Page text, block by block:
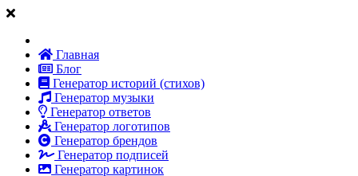
Главная
Блог
Генератор историй (стихов)
Генератор музыки
Генератор ответов
Генератор логотипов
Генератор брендов
Генератор подписей
Генератор картинок